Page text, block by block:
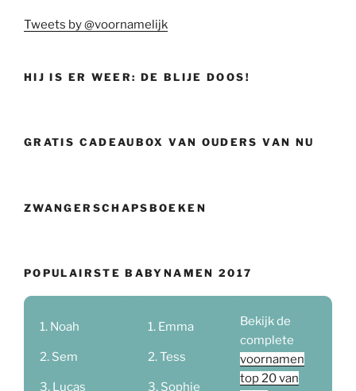
Tweets by @voornamelijk
HIJ IS ER WEER: DE BLIJE DOOS!
GRATIS CADEAUBOX VAN OUDERS VAN NU
ZWANGERSCHAPSBOEKEN
POPULAIRSTE BABYNAMEN 2017
Noah
Sem
Lucas
Emma
Tess
Sophie
Bekijk de
complete
voornamen
top 20 van